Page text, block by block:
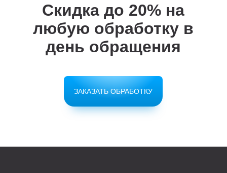
Скидка до 20% на
любую обработку в
день обращения
ЗАКАЗАТЬ ОБРАБОТКУ